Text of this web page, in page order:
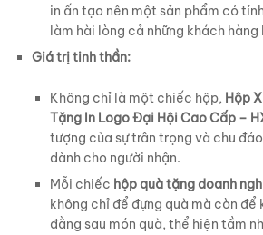
in ấn tạo nên một sản phẩm có
làm hài lòng cả những khách hàng
Giá trị tinh thần:
Không chỉ là một chiếc hộp, Hộp
Tặng In Logo Đại Hội Cao Cấp –
tượng của sự trân trọng và chu
dành cho người nhận.
Mỗi chiếc hộp quà tặng doanh
không chỉ để đựng quà mà còn để
đằng sau món quà, thể hiện tầm